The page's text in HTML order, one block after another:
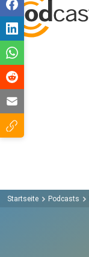
Startseite Podcasts